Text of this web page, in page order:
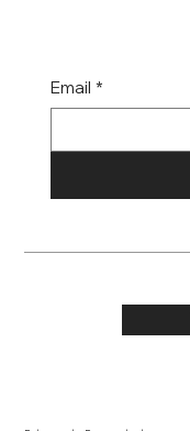
Email *